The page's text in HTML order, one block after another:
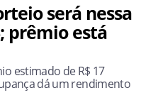
será nessa
prêmio está
estimado de R$ 17
dá um rendimento